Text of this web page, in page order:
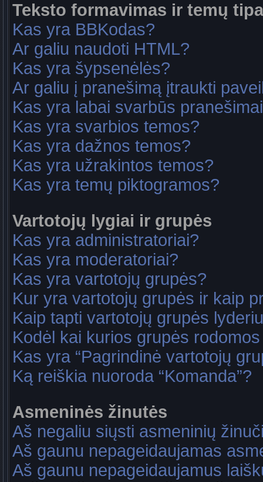
Teksto formavimas ir temų
Kas yra BBKodas?
Ar galiu naudoti HTML?
Kas yra šypsenėlės?
Ar galiu į pranešimą įtraukti
Kas yra labai svarbūs
Kas yra svarbios temos?
Kas yra dažnos temos?
Kas yra užrakintos temos?
Kas yra temų piktogramos?
Vartotojų lygiai ir grupės
Kas yra administratoriai?
Kas yra moderatoriai?
Kas yra vartotojų grupės?
Kur yra vartotojų grupės ir kaip
Kaip tapti vartotojų grupės
Kodėl kai kurios grupės
Kas yra “Pagrindinė vartotojų
Ką reiškia nuoroda “Komanda”?
Asmeninės žinutės
Aš negaliu siųsti asmeninių
Aš gaunu nepageidaujamas
Aš gaunu nepageidaujamus